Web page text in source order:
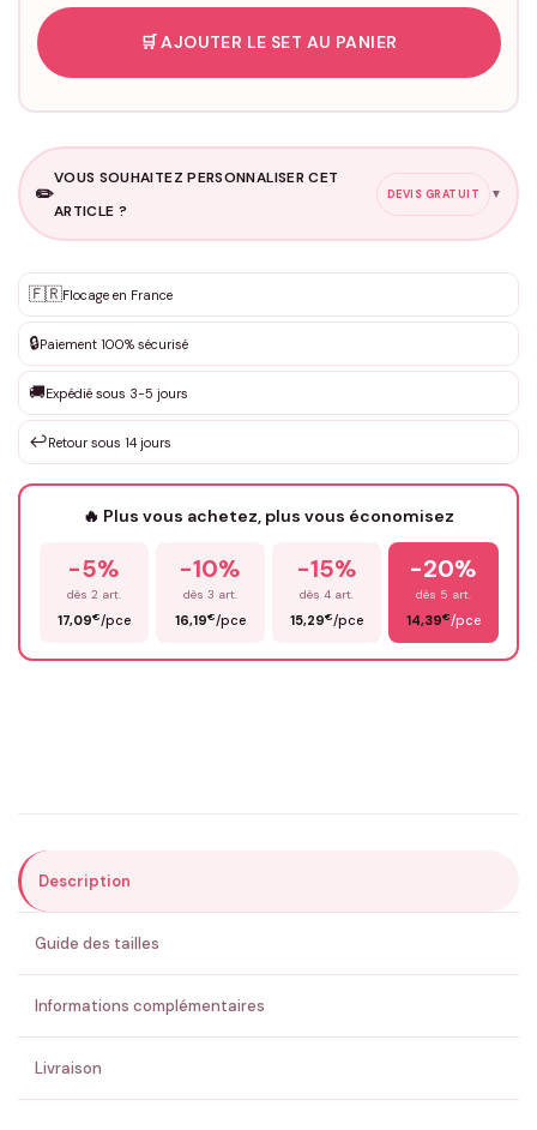
🛒 AJOUTER LE SET AU PANIER
✏️
VOUS SOUHAITEZ PERSONNALISER CET
ARTICLE ?
DEVIS GRATUIT ▼
✨ Personnalisation sur mesure
DEVIS GRATUIT · Personnalisation de 3 à 10€ selon la demande
Que souhaitez-vous ?*
Votre texte / idée*
Prénom*
ENVOYER MA DEMANDE ✨
💚 Retour sous 24-48h🇫🇷 Flocage en France✅ Validation avant fabrication
🇫🇷Flocage en France
🔒Paiement 100% sécurisé
🚚Expédié sous 3-5 jours
↩️Retour sous 14 jours
🔥 Plus vous achetez, plus vous économisez
-5%
dès 2 art.
17,09€/pce
-10%
dès 3 art.
16,19€/pce
-15%
dès 4 art.
15,29€/pce
-20%
dès 5 art.
14,39€/pce
Description
Guide des tailles
Informations complémentaires
Livraison